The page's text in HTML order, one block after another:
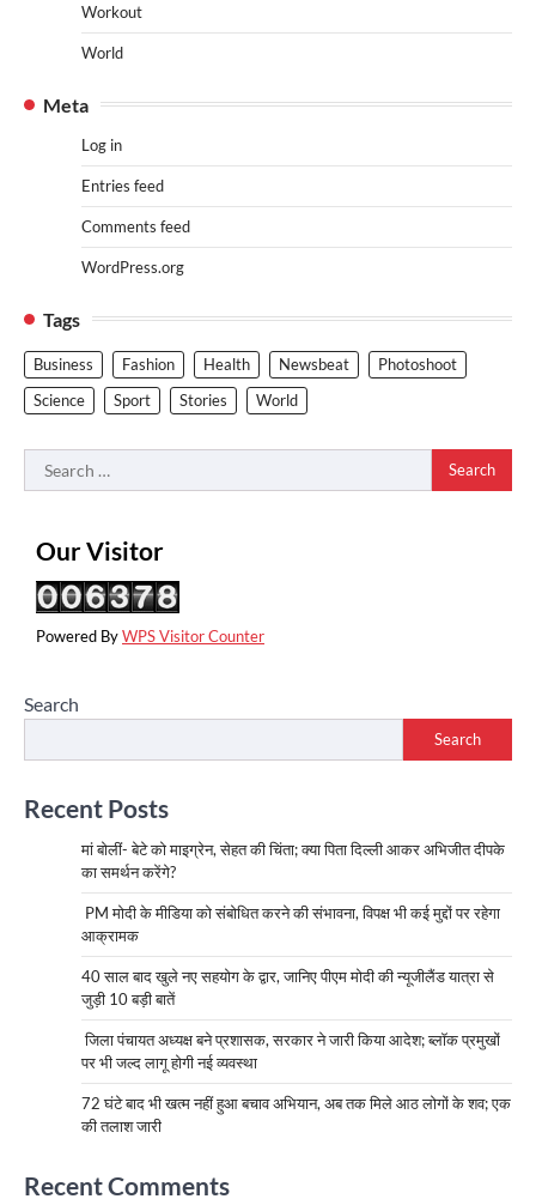
Workout
World
Meta
Log in
Entries feed
Comments feed
WordPress.org
Tags
Business Fashion Health Newsbeat
Photoshoot
Science
Sport Stories World
Search
for:
Our Visitor
Powered ByWPS Visitor Counter
Search
Search
Recent Posts
मां बोलीं- बेटे को माइग्रेन, सेहत की चिंता; क्या पिता दिल्ली आकर अभिजीत दीपके
का समर्थन करेंगे?
PM मोदी के मीडिया को संबोधित करने की संभावना, विपक्ष भी कई मुद्दों पर रहेगा
आक्रामक
40 साल बाद खुले नए सहयोग के द्वार, जानिए पीएम मोदी की न्यूजीलैंड यात्रा से
जुड़ी 10 बड़ी बातें
जिला पंचायत अध्यक्ष बने प्रशासक, सरकार ने जारी किया आदेश; ब्लॉक प्रमुखों
पर भी जल्द लागू होगी नई व्यवस्था
72 घंटे बाद भी खत्म नहीं हुआ बचाव अभियान, अब तक मिले आठ लोगों के शव; एक
की तलाश जारी
Recent Comments